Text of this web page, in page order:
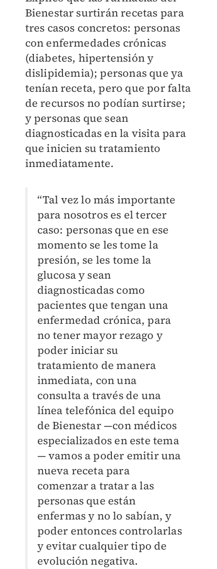
Bienestar surtirán recetas para
tres casos concretos: personas
con enfermedades crónicas
(diabetes, hipertensión y
dislipidemia); personas que ya
tenían receta, pero que por falta
de recursos no podían surtirse;
y personas que sean
diagnosticadas en la visita para
que inicien su tratamiento
inmediatamente.
“Tal vez lo más importante
para nosotros es el tercer
caso: personas que en ese
momento se les tome la
presión, se les tome la
glucosa y sean
diagnosticadas como
pacientes que tengan una
enfermedad crónica, para
no tener mayor rezago y
poder iniciar su
tratamiento de manera
inmediata, con una
consulta a través de una
línea telefónica del equipo
de Bienestar —con médicos
especializados en este tema
— vamos a poder emitir una
nueva receta para
comenzar a tratar a las
personas que están
enfermas y no lo sabían, y
poder entonces controlarlas
y evitar cualquier tipo de
evolución negativa.